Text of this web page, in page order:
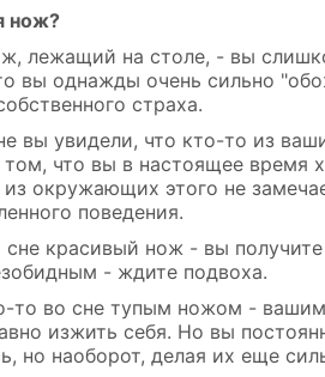
нож?
лежащий на столе, - вы
вы однажды очень сильно
страха.
вы увидели, что кто-то из
том, что вы в настоящее время
из окружающих этого не
поведения.
сне красивый нож - вы
- ждите подвоха.
то во сне тупым ножом -
изжить себя. Но вы
но наоборот, делая их еще